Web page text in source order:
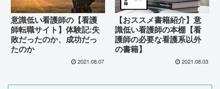
意識低い看護師の【看護
師転職サイト】体験記:失
敗だったのか、成功だっ
たのか
2021.08.07
【おススメ書籍紹介】意
識低い看護師の本棚【看
護師の必要な看護系以外
の書籍】
2021.08.03